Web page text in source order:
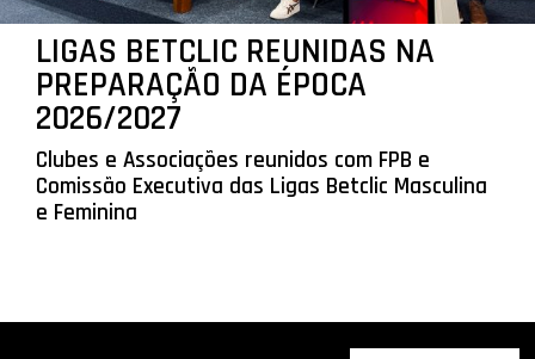
LIGAS BETCLIC REUNIDAS NA
PREPARAÇÃO DA ÉPOCA
2026/2027
Clubes e Associações reunidos com FPB e
Comissão Executiva das Ligas Betclic Masculina
e Feminina